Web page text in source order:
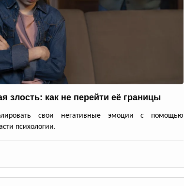
злость: как не перейти её границы
свои негативные эмоции с помощью
психологии.